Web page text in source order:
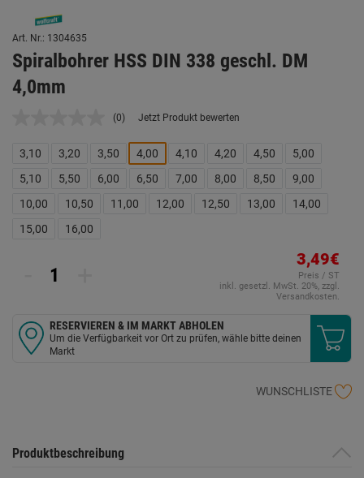
Art. Nr.: 1304635
Spiralbohrer HSS DIN 338 geschl. DM
4,0mm
Kein
Link
auf
derselben
Seite.
(0) Jetzt Produkt bewerten
3,10 3,20 3,50 4,00 4,10 4,20 4,50
5,00
5,10
5,50 6,00 6,50 7,00 8,00 8,50
9,00
10,00
10,50 11,00 12,00 12,50 13,00
14,00
15,00
16,00
3,49€
Preis / ST
inkl. gesetzl. MwSt. 20%, zzgl.
Versandkosten.
RESERVIEREN & IM MARKT ABHOLEN
Um die Verfügbarkeit vor Ort zu prüfen, wähle bitte deinen
Markt
WUNSCHLISTE
Produktbeschreibung